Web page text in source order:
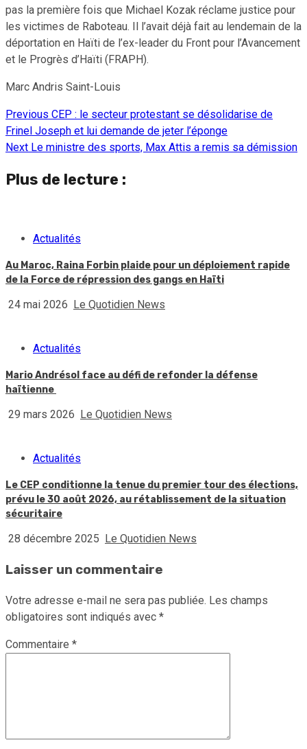
pas la première fois que Michael Kozak réclame justice pour
les victimes de Raboteau. Il l’avait déjà fait au lendemain de la
déportation en Haïti de l’ex-leader du Front pour l’Avancement
et le Progrès d’Haïti (FRAPH).
Marc Andris Saint-Louis
Continue
Reading
Previous CEP : le secteur protestant se désolidarise de
Frinel Joseph et lui demande de jeter l’éponge
Next Le ministre des sports, Max Attis a remis sa démission
Plus de lecture :
Actualités
Au Maroc, Raina Forbin plaide pour un déploiement rapide
de la Force de répression des gangs en Haïti
24 mai 2026 Le Quotidien News
Actualités
Mario Andrésol face au défi de refonder la défense
haïtienne
29 mars 2026 Le Quotidien News
Actualités
Le CEP conditionne la tenue du premier tour des élections,
prévu le 30 août 2026, au rétablissement de la situation
sécuritaire
28 décembre 2025 Le Quotidien News
Laisser un commentaire
Votre adresse e-mail ne sera pas publiée. Les champs
obligatoires sont indiqués avec *
Commentaire *